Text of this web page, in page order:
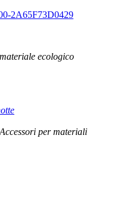
ecologico
Accessori per materiali